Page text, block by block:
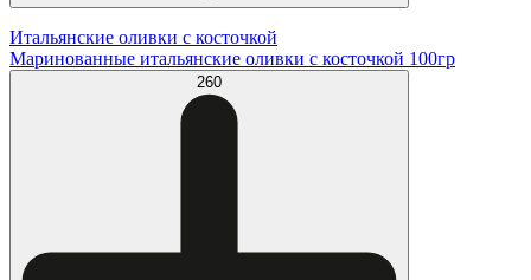
Итальянские оливки с косточкой
Маринованные итальянские оливки с косточкой 100гр
260